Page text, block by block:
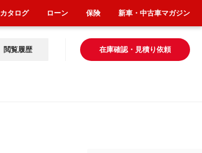
在庫確認・見積り依頼
閲覧履歴
カタログ ローン 保険 新車・中古車マガジン